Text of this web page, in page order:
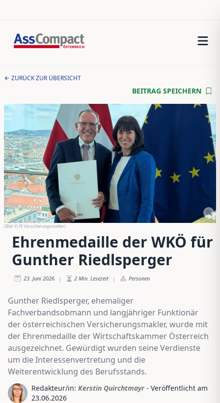
ZURÜCK ZUR ÜBERSICHT
BEITRAG SPEICHERN
(Bild:© FV Versicherungsmakler)
Ehrenmedaille der WKÖ für
Gunther Riedlsperger
23. Juni 2026 | 2 Min. Lesezeit | Personen
Gunther Riedlsperger, ehemaliger
Fachverbandsobmann und langjähriger Funktionär
der österreichischen Versicherungsmakler, wurde mit
der Ehrenmedaille der Wirtschaftskammer Österreich
ausgezeichnet. Gewürdigt wurden seine Verdienste
um die Interessenvertretung und die
Weiterentwicklung des Berufsstands.
Redakteur/in: Kerstin Quirchtmayr - Veröffentlicht am
23.06.2026